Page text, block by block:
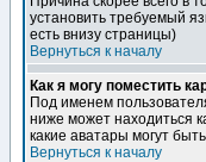
установить требуемый
есть внизу страницы)
Вернуться к началу
Как я могу поместить
Под именем
ниже может находиться
какие аватары могут
Вернуться к началу